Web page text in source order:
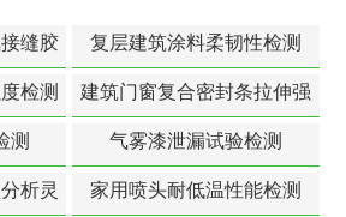
缝胶
复层建筑涂料柔韧性检测
检测
建筑门窗复合密封条拉伸强
度-硬质塑料材料检测
测 气雾漆泄漏试验检测
析灵
家用喷头耐低温性能检测